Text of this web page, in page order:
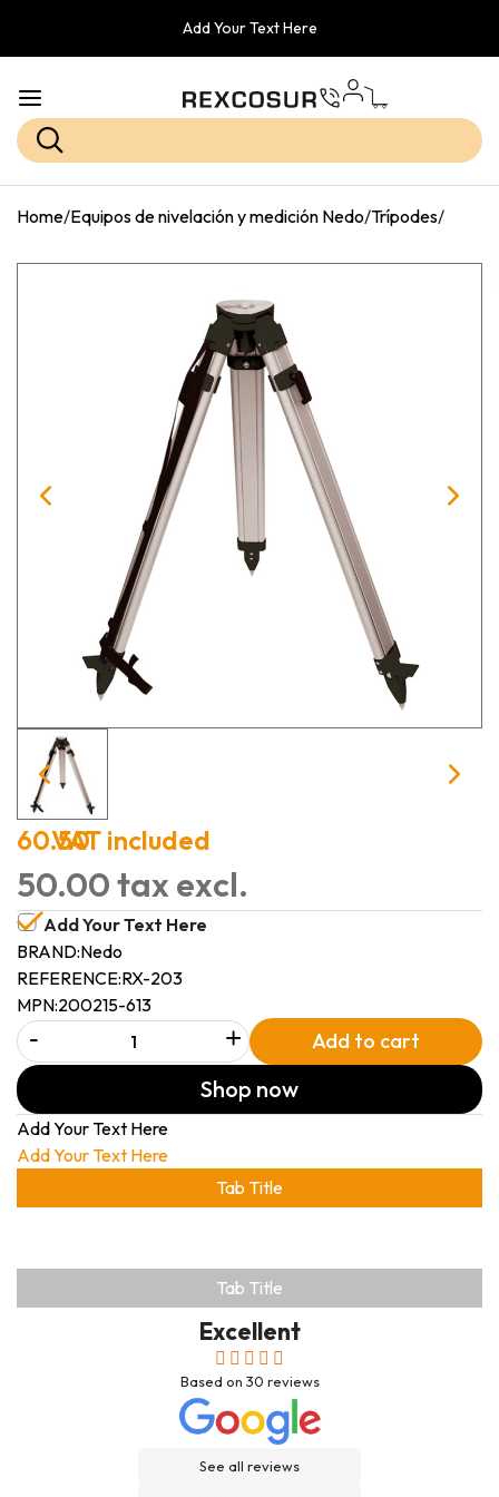
Add Your Text Here
Home/Equipos de nivelación y medición Nedo/Trípodes/
60.50
VAT included
50.00 tax excl.
Add Your Text Here
BRAND:Nedo
REFERENCE:RX-203
MPN:200215-613
- + Add to cart
Shop now
Add Your Text Here
Add Your Text Here
Tab Title
Tab Title
Excellent
Based on 30 reviews
See all reviews